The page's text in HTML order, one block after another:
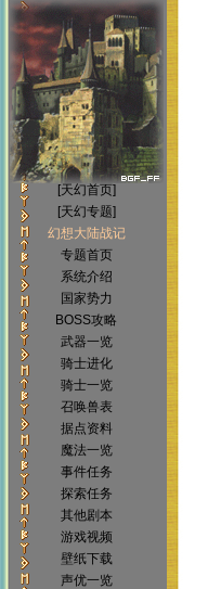
[天幻首页]
[天幻专题]
幻想大陆战记
专题首页
系统介绍
国家势力
BOSS攻略
武器一览
骑士进化
骑士一览
召唤兽表
据点资料
魔法一览
事件任务
探索任务
其他剧本
游戏视频
壁纸下载
声优一览